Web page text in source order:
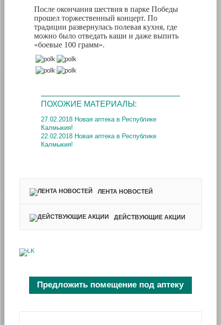
После окончания шествия в парке Победы
прошел торжественный концерт. По
традиции развернулась полевая кухня, где
можно было отведать каши и даже выпить
«боевые 100 грамм».
ПОХОЖИЕ МАТЕРИАЛЫ:
27.02.2018 Новая аптека в Республике
Калмыкия!
22.02.2018 Новая аптека в Республике
Калмыкия!
ЛЕНТА НОВОСТЕЙ
ДЕЙСТВУЮЩИЕ АКЦИИ
Предложить помещение под аптеку